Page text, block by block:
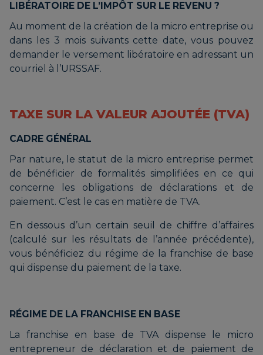
LIBÉRATOIRE DE L’IMPÔT SUR LE REVENU ?
Au moment de la création de la micro entreprise ou
dans les 3 mois suivants cette date, vous pouvez
demander le versement libératoire en adressant un
courriel à l’URSSAF.
TAXE SUR LA VALEUR AJOUTÉE (TVA)
CADRE GÉNÉRAL
Par nature, le statut de la micro entreprise permet
de bénéficier de formalités simplifiées en ce qui
concerne les obligations de déclarations et de
paiement. C’est le cas en matière de TVA.
En dessous d’un certain seuil de chiffre d’affaires
(calculé sur les résultats de l’année précédente),
vous bénéficiez du régime de la franchise de base
qui dispense du paiement de la taxe.
RÉGIME DE LA FRANCHISE EN BASE
La franchise en base de TVA dispense le micro
entrepreneur de déclaration et de paiement de